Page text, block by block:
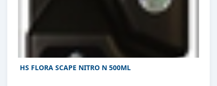
HS FLORA SCAPE NITRO N 500ML